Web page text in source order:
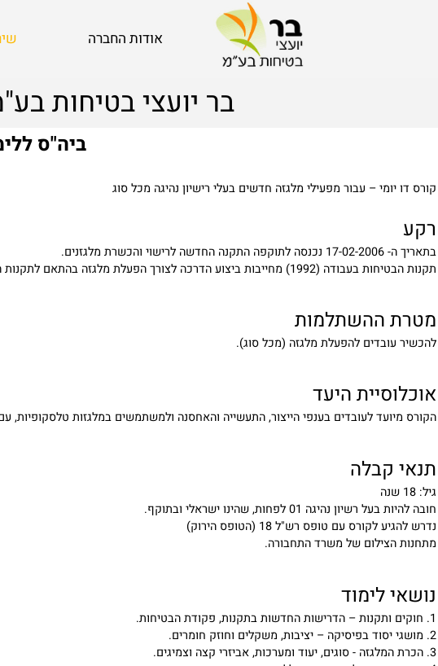
אודות החברה
בר יועצי בטיחות
ביה"ס
– עבור מפעילי מלגזה חדשים בעלי רישיון נהיגה מכל סוג
מלגזנים.
הדרכה לצורך הפעלת מלגזה בהתאם לתקנות הדרכת עובדים.
ההשתלמות
היעד
נהיגה 01 לפחות, שהינו ישראלי ובתוקף.
עם טופס רש"ל 18 (הטופס הירוק)
לימוד